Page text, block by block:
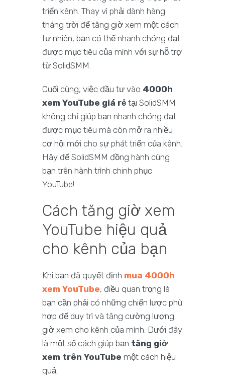
triển kênh. Thay vì phải dành hàng
tháng trời để tăng giờ xem một cách
tự nhiên, bạn có thể nhanh chóng đạt
được mục tiêu của mình với sự hỗ trợ
từ SolidSMM.
Cuối cùng, việc đầu tư vào 4000h
xem YouTube giá rẻ tại SolidSMM
không chỉ giúp bạn nhanh chóng đạt
được mục tiêu mà còn mở ra nhiều
cơ hội mới cho sự phát triển của kênh.
Hãy để SolidSMM đồng hành cùng
bạn trên hành trình chinh phục
YouTube!
Cách tăng giờ xem
YouTube hiệu quả
cho kênh của bạn
Khi bạn đã quyết định mua 4000h
xem YouTube, điều quan trọng là
bạn cần phải có những chiến lược phù
hợp để duy trì và tăng cường lượng
giờ xem cho kênh của mình. Dưới đây
là một số cách giúp bạn tăng giờ
xem trên YouTube một cách hiệu
quả: